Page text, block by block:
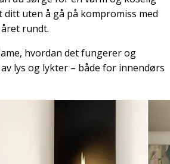
uten å gå på kompromiss med
rundt.
hvordan det fungerer og
lys og lykter – både for innendørs